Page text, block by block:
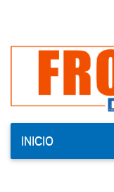
INICIO